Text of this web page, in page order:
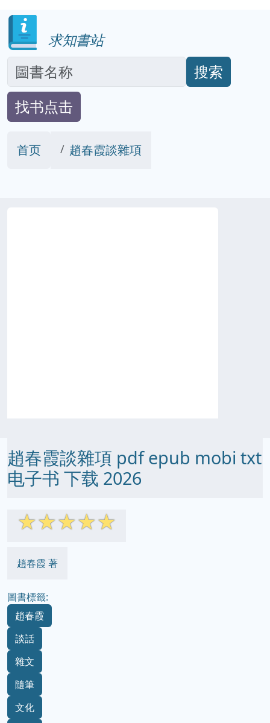
求知書站
搜索
找书点击
首页 趙春霞談雜項
趙春霞談雜項 pdf epub mobi txt
电子书 下载 2026
☆☆☆☆☆
趙春霞 著
圖書標籤:
趙春霞
談話
雜文
隨筆
文化